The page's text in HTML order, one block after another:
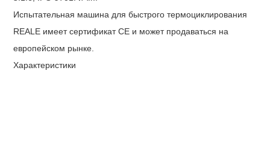
Испытательная машина для быстрого термоциклирования
REALE имеет сертификат CE и может продаваться на
европейском рынке.
Характеристики